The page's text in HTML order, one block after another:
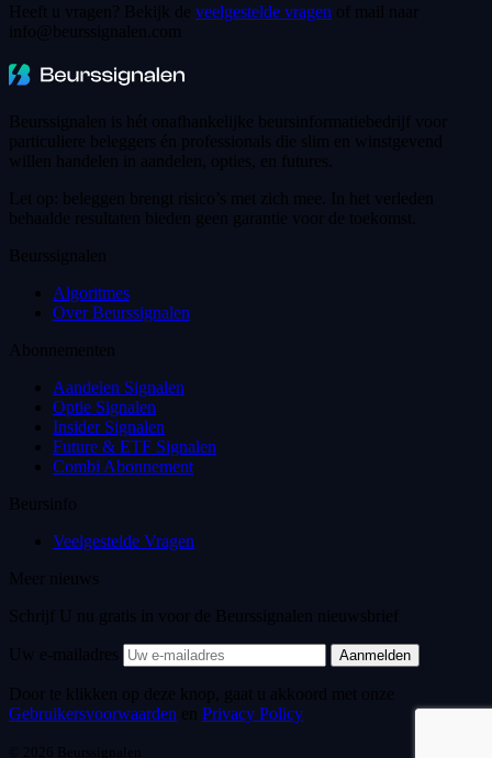
Heeft u vragen? Bekijk de veelgestelde vragen of mail naar
info@beurssignalen.com
Beurssignalen is hét onafhankelijke beursinformatiebedrijf voor
particuliere beleggers én professionals die slim en winstgevend
willen handelen in aandelen, opties, en futures.
Let op: beleggen brengt risico’s met zich mee. In het verleden
behaalde resultaten bieden geen garantie voor de toekomst.
Beurssignalen
Algoritmes
Over Beurssignalen
Abonnementen
Aandelen Signalen
Optie Signalen
Insider Signalen
Future & ETF Signalen
Combi Abonnement
Beursinfo
Veelgestelde Vragen
Meer nieuws
Schrijf U nu gratis in voor de Beurssignalen nieuwsbrief
Uw e-mailadres Aanmelden
Door te klikken op deze knop, gaat u akkoord met onze
Gebruikersvoorwaarden en Privacy Policy
© 2026 Beurssignalen